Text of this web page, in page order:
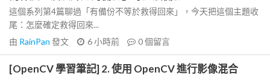
這個系列第4篇聊過「有備份不等於救得回來」，今天把這個主題收
尾：怎麼確定救得回來...
由 RainPan 發文 6 小時前 0個留言
[OpenCV 學習筆記] 2. 使用 OpenCV 進行影像混合